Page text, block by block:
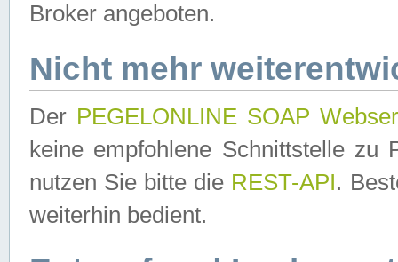
Broker angeboten.
Nicht mehr
Der PEGELONLINE SOAP
keine empfohlene Schnittstelle zu
nutzen Sie bitte die REST-API.
weiterhin bedient.